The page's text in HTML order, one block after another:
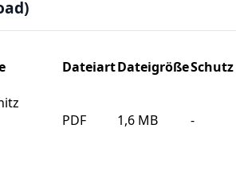
DateiartDateigrößeSchutz
PDF 1,6 MB -